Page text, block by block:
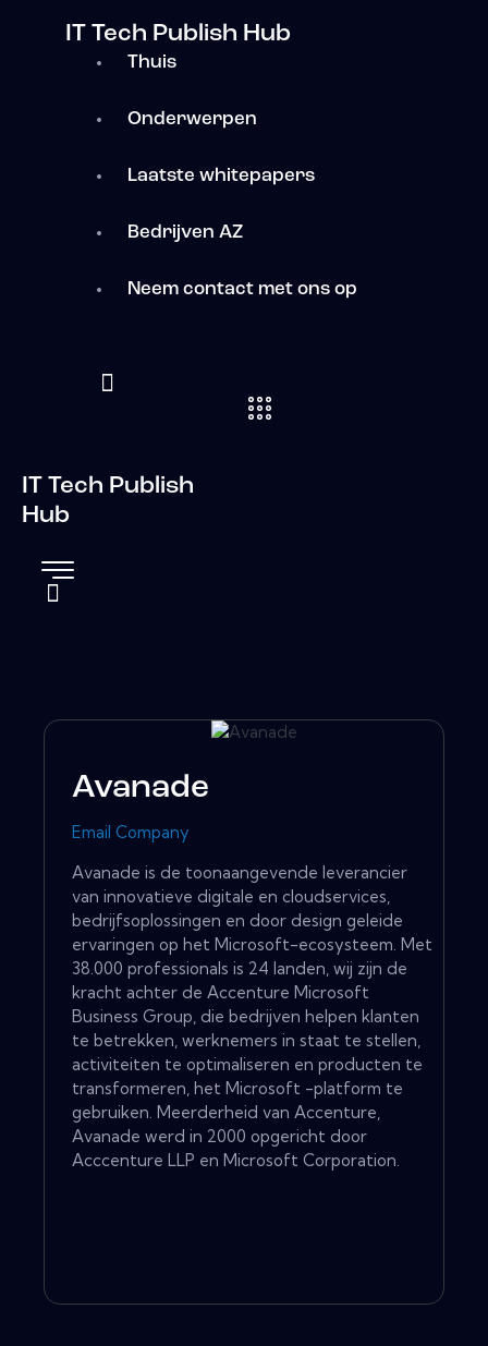
IT Tech Publish Hub
Thuis
Onderwerpen
Laatste whitepapers
Bedrijven AZ
Neem contact met ons op
IT Tech Publish
Hub
Avanade
Email Company
Avanade is de toonaangevende leverancier
van innovatieve digitale en cloudservices,
bedrijfsoplossingen en door design geleide
ervaringen op het Microsoft-ecosysteem. Met
38.000 professionals is 24 landen, wij zijn de
kracht achter de Accenture Microsoft
Business Group, die bedrijven helpen klanten
te betrekken, werknemers in staat te stellen,
activiteiten te optimaliseren en producten te
transformeren, het Microsoft -platform te
gebruiken. Meerderheid van Accenture,
Avanade werd in 2000 opgericht door
Acccenture LLP en Microsoft Corporation.